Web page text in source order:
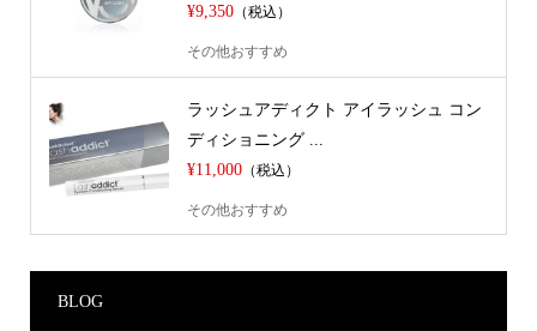
¥9,350（税込）
その他おすすめ
ラッシュアディクト アイラッシュ コン
ディショニング ...
¥11,000（税込）
その他おすすめ
BLOG